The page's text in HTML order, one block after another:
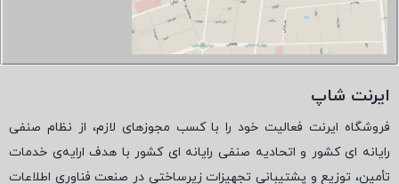
ایرنت شاپ
فروشگاه ایرنت فعالیت خود را با کسب مجوزهای لازم، از نظام صنفی
رایانه ای کشور و اتحادیه صنفی رایانه ای کشور با هدف ارایه‌ی خدمات
تأمین، توزیع و پشتیبانی تجهیزات زیرساختی در صنعت فناوری اطلاعات